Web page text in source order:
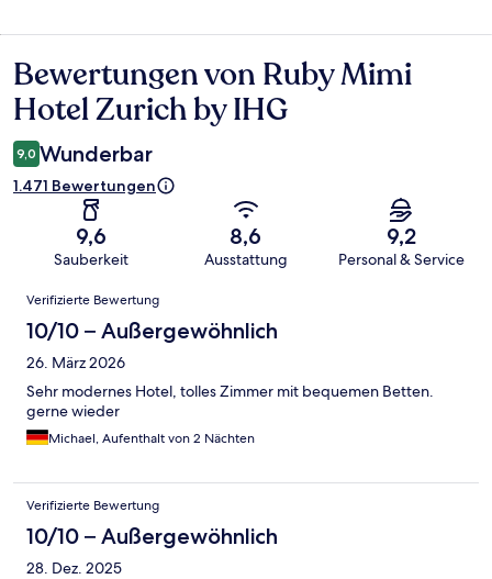
Bewertungen
Bewertungen von Ruby Mimi
Hotel Zurich by IHG
9,0 Wunderbar
1.471 Bewertungen
9,6
Sauberkeit
8,6
Ausstattung
9,2
Personal & Service
Bewertungen
Verifizierte Bewertung
10/10 – Außergewöhnlich
26. März 2026
Sehr modernes Hotel, tolles Zimmer mit bequemen Betten.
gerne wieder
Michael, Aufenthalt von 2 Nächten
Verifizierte Bewertung
10/10 – Außergewöhnlich
28. Dez. 2025